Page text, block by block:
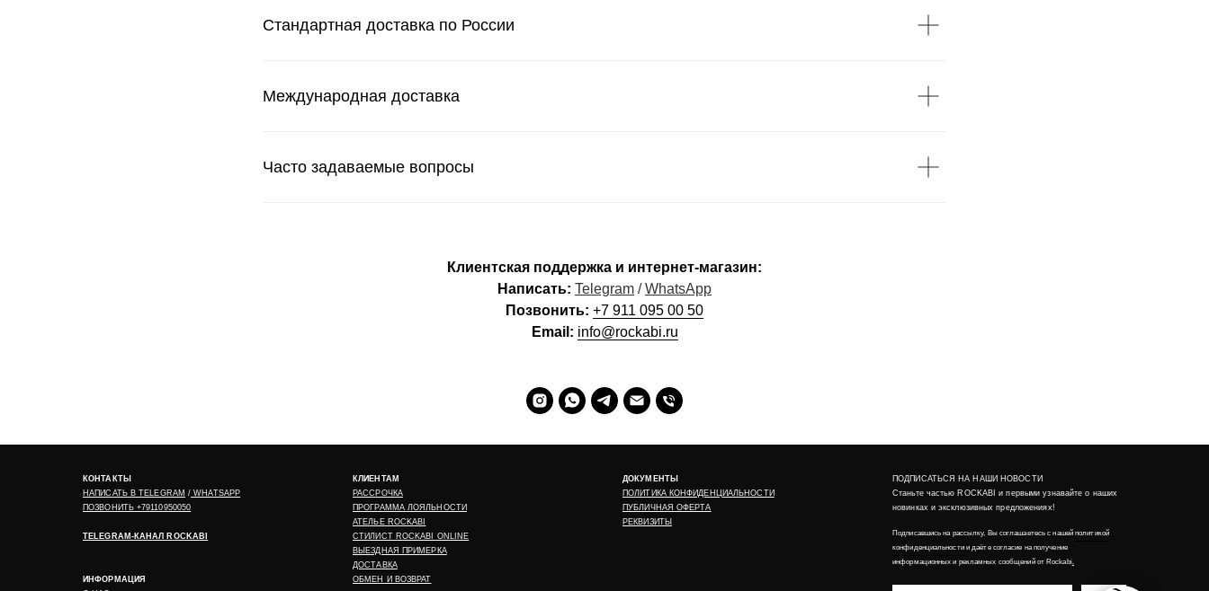
Стандартная доставка по России
Международная доставка
Часто задаваемые вопросы
Клиентская поддержка и интернет-магазин:
Написать: Telegram /WhatsApp
Позвонить: +7 911 095 00 50
Email: info@rockabi.ru
КОНТАКТЫ
НАПИСАТЬ ВTELEGRAM / WHATSAPP
ПОЗВОНИТЬ +79110950050
TELEGRAM-КАНАЛ ROCKABI
ИНФОРМАЦИЯ
КЛИЕНТАМ
РАССРОЧКА
ПРОГРАММА ЛОЯЛЬНОСТИ
АТЕЛЬЕ ROCKABI
СТИЛИСТ ROCKABI ONLINE
ВЫЕЗДНАЯ ПРИМЕРКА
ДОСТАВКА
ОБМЕН И ВОЗВРАТ
ДОКУМЕНТЫ
ПОЛИТИКА КОНФИДЕНЦИАЛЬНОСТИ
ПУБЛИЧНАЯ ОФЕРТА
РЕКВИЗИТЫ
ПОДПИСАТЬСЯ НА НАШИ НОВОСТИ
Станьте частью ROCKABI и первыми узнавайте о наших
новинках и эксклюзивных предложениях!
Подписавшись на рассылку, Вы соглашаетесь с нашей политикой
конфиденциальности и даёте согласие на получение
информационных и рекламных сообщений от Rockabi.